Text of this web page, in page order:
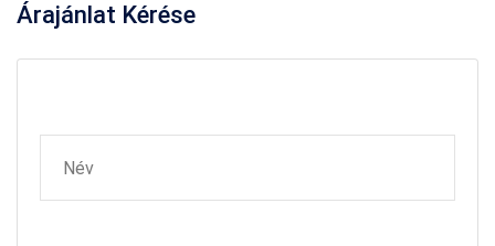
Árajánlat Kérése